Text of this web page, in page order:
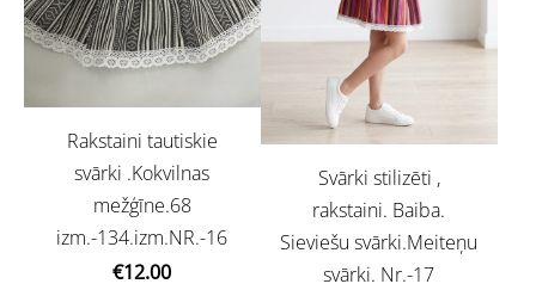
Rakstaini tautiskie
svārki .Kokvilnas
mežģīne.68
izm.-134.izm.NR.-16
€12.00
Svārki stilizēti ,
rakstaini. Baiba.
Sieviešu svārki.Meiteņu
svārki. Nr.-17